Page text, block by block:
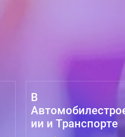
В
ии и Транспорте